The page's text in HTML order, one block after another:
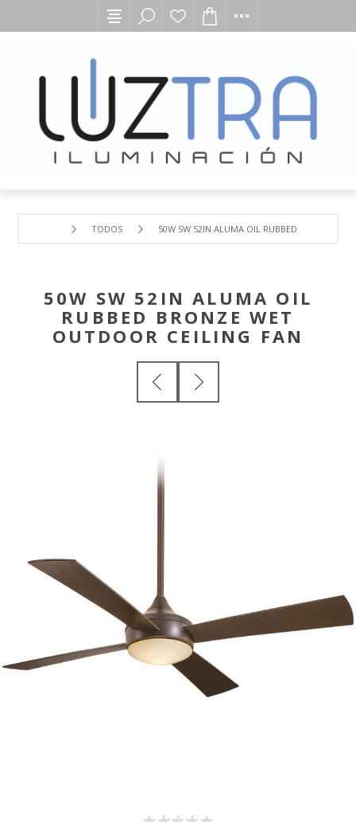
TODOS 50W SW 52IN ALUMA OIL RUBBED BRONZE
50W SW 52IN ALUMA OIL
RUBBED BRONZE WET
OUTDOOR CEILING FAN